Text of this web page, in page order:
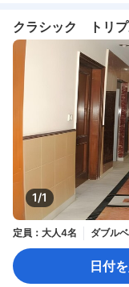
クラシック トリ
1/1
定員：大人4名 ダブル
日付